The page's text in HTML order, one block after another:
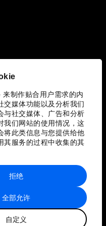
制作贴合用户需求的内
交媒体功能以及分析我们
与社交媒体、广告和分析
我们网站的使用情况，这
将此类信息与您提供给他
其服务的过程中收集的其
全部允许
自定义
拒绝